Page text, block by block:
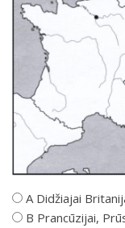
A Didžiajai
B Prancūzijai,